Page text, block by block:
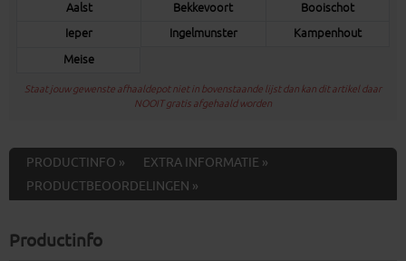
Aalst Bekkevoort
Booischot
Ieper
Ingelmunster
Kampenhout
Meise
Staat jouw gewenste afhaaldepot niet in bovenstaande lijst dan kan dit artikel daar
NOOIT gratis afgehaald worden
PRODUCTINFO »
EXTRA INFORMATIE »
PRODUCTBEOORDELINGEN »
Productinfo